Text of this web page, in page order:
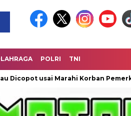
POLRI TNI
usai Marahi Korban Pemerkosaan